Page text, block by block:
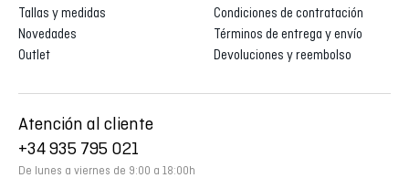
Tallas y medidas
Novedades
Outlet
Condiciones de contratación
Términos de entrega y envío
Devoluciones y reembolso
Atención al cliente
+34 935 795 021
De lunes a viernes de 9:00 a 18:00h